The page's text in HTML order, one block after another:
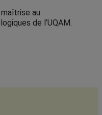
au
de l’UQAM.